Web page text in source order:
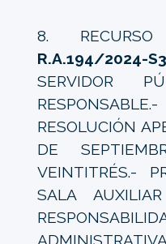
8.
R.A.194/2024-
SERVIDOR
RESOLUCIÓN
DE
VEINTITRÉS.-
SALA